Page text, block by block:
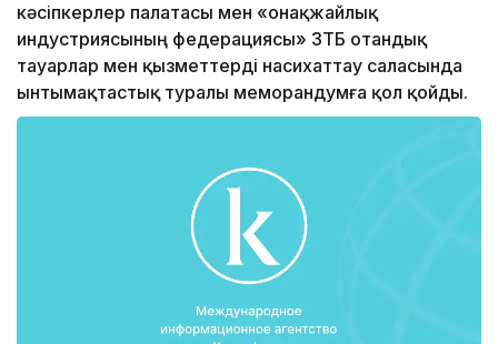
кәсіпкерлер палатасы мен «Қонақжайлық
индустриясының федерациясы» ЗТБ отандық
тауарлар мен қызметтерді насихаттау саласында
ынтымақтастық туралы меморандумға қол қойды.